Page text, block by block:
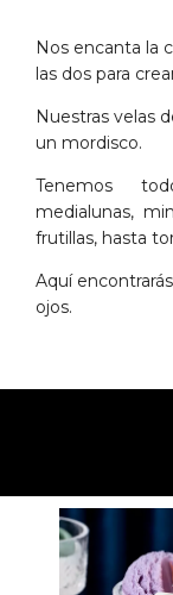
Nos encanta la
las dos para
Nuestras velas
un mordisco.
Tenemos
medialunas,
frutillas, hasta
Aquí
ojos.